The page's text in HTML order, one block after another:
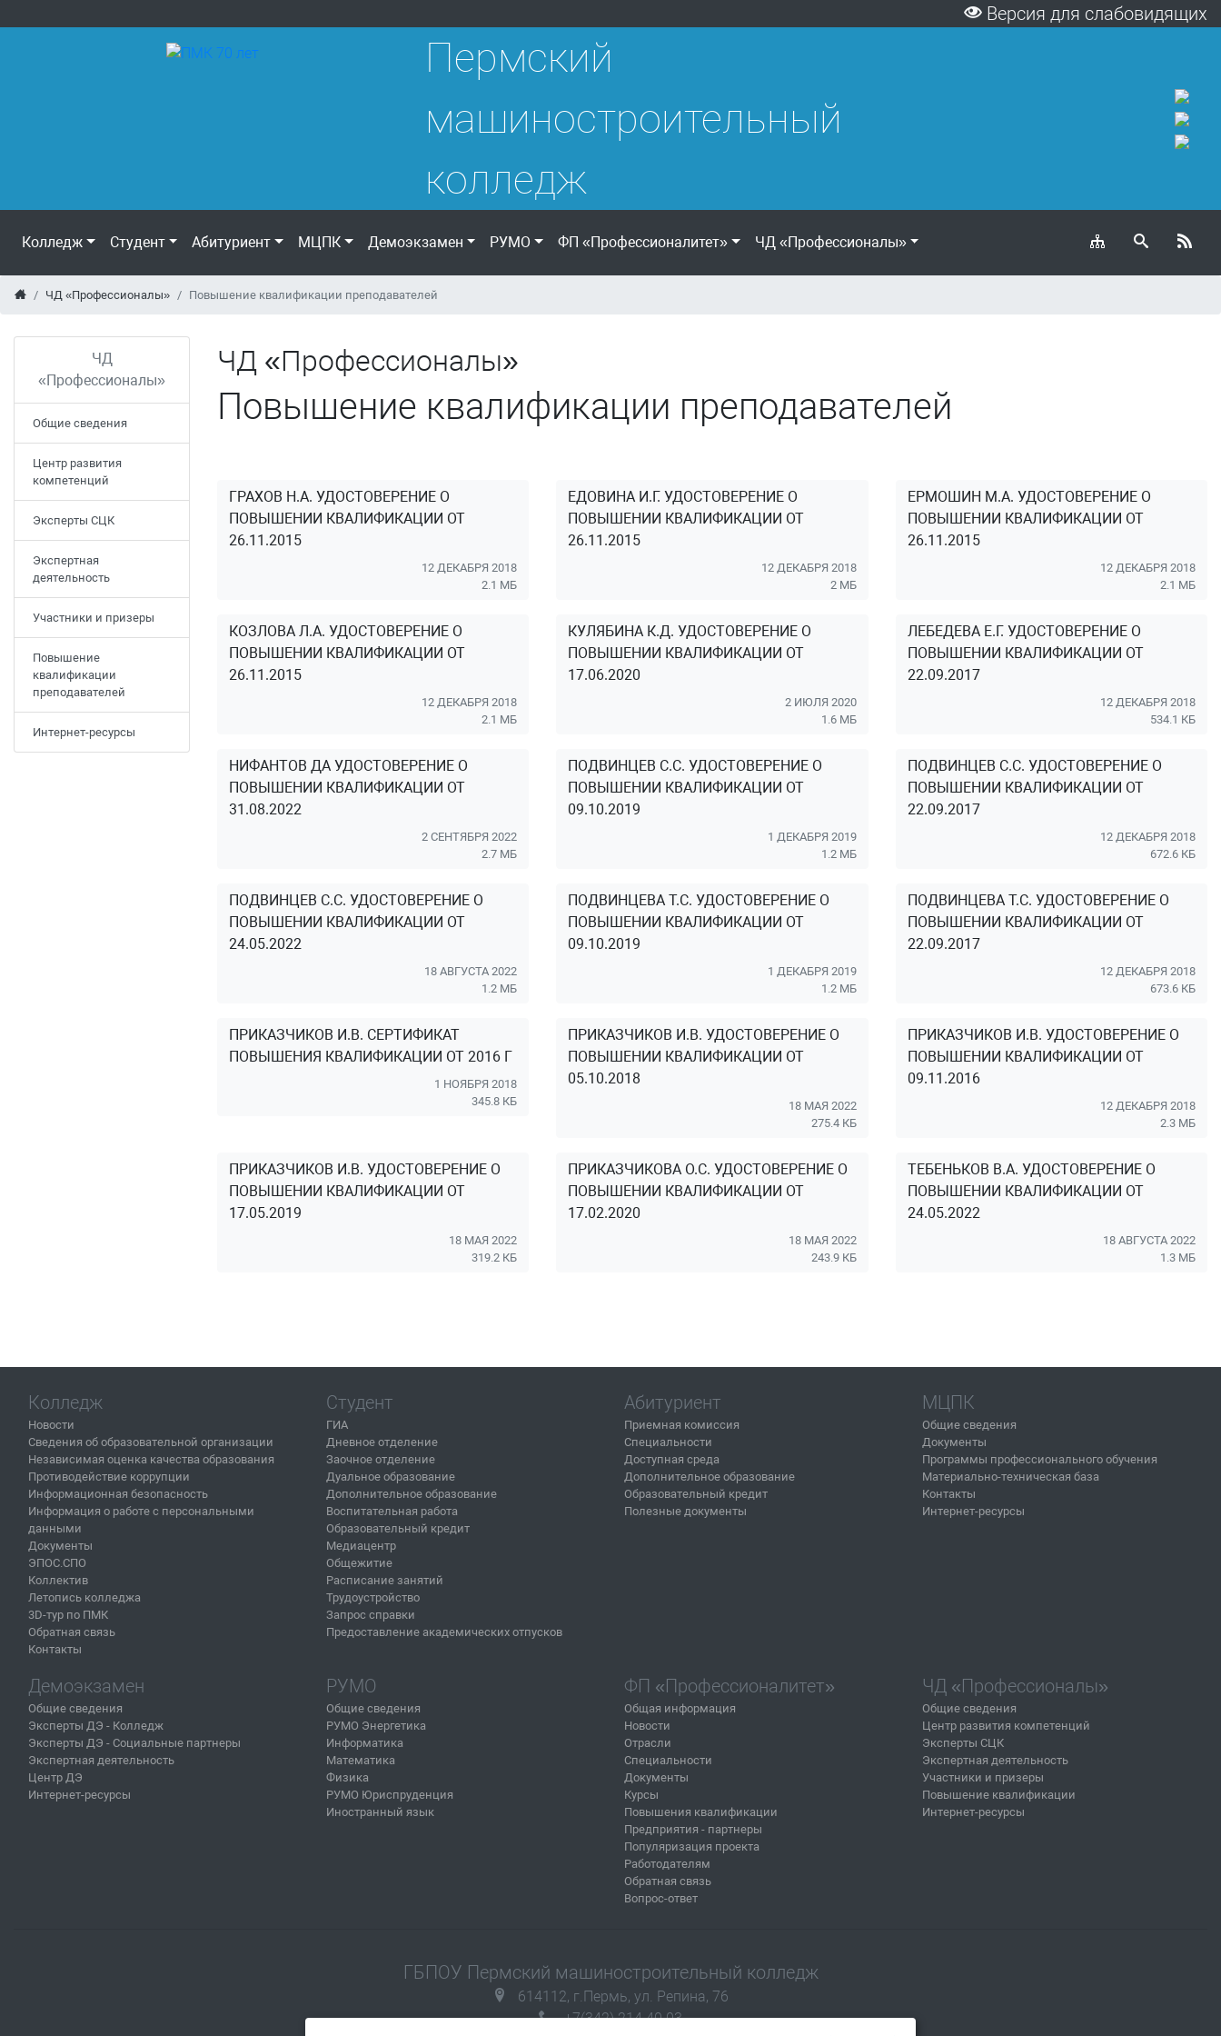
Версия для слабовидящих
Пермский
машиностроительный
колледж
Колледж Студент Абитуриент МЦПК Демоэкзамен РУМО ФП «Профессионалитет» ЧД «Профессионалы»
ЧД «Профессионалы» Повышение квалификации преподавателей
ЧД
«Профессионалы»
Общие сведения
Центр развития
компетенций
Эксперты СЦК
Экспертная
деятельность
Участники и призеры
Повышение
квалификации
преподавателей
Интернет-ресурсы
ЧД «Профессионалы»
Повышение квалификации преподавателей
ГРАХОВ Н.А. УДОСТОВЕРЕНИЕ О
ПОВЫШЕНИИ КВАЛИФИКАЦИИ ОТ
26.11.2015
12 ДЕКАБРЯ 2018
2.1 МБ
ЕДОВИНА И.Г. УДОСТОВЕРЕНИЕ О
ПОВЫШЕНИИ КВАЛИФИКАЦИИ ОТ
26.11.2015
12 ДЕКАБРЯ 2018
2 МБ
ЕРМОШИН М.А. УДОСТОВЕРЕНИЕ О
ПОВЫШЕНИИ КВАЛИФИКАЦИИ ОТ
26.11.2015
12 ДЕКАБРЯ 2018
2.1 МБ
КОЗЛОВА Л.А. УДОСТОВЕРЕНИЕ О
ПОВЫШЕНИИ КВАЛИФИКАЦИИ ОТ
26.11.2015
12 ДЕКАБРЯ 2018
2.1 МБ
КУЛЯБИНА К.Д. УДОСТОВЕРЕНИЕ О
ПОВЫШЕНИИ КВАЛИФИКАЦИИ ОТ
17.06.2020
2 ИЮЛЯ 2020
1.6 МБ
ЛЕБЕДЕВА Е.Г. УДОСТОВЕРЕНИЕ О
ПОВЫШЕНИИ КВАЛИФИКАЦИИ ОТ
22.09.2017
12 ДЕКАБРЯ 2018
534.1 КБ
НИФАНТОВ ДА УДОСТОВЕРЕНИЕ О
ПОВЫШЕНИИ КВАЛИФИКАЦИИ ОТ
31.08.2022
2 СЕНТЯБРЯ 2022
2.7 МБ
ПОДВИНЦЕВ С.С. УДОСТОВЕРЕНИЕ О
ПОВЫШЕНИИ КВАЛИФИКАЦИИ ОТ
09.10.2019
1 ДЕКАБРЯ 2019
1.2 МБ
ПОДВИНЦЕВ С.С. УДОСТОВЕРЕНИЕ О
ПОВЫШЕНИИ КВАЛИФИКАЦИИ ОТ
22.09.2017
12 ДЕКАБРЯ 2018
672.6 КБ
ПОДВИНЦЕВ С.С. УДОСТОВЕРЕНИЕ О
ПОВЫШЕНИИ КВАЛИФИКАЦИИ ОТ
24.05.2022
18 АВГУСТА 2022
1.2 МБ
ПОДВИНЦЕВА Т.С. УДОСТОВЕРЕНИЕ О
ПОВЫШЕНИИ КВАЛИФИКАЦИИ ОТ
09.10.2019
1 ДЕКАБРЯ 2019
1.2 МБ
ПОДВИНЦЕВА Т.С. УДОСТОВЕРЕНИЕ О
ПОВЫШЕНИИ КВАЛИФИКАЦИИ ОТ
22.09.2017
12 ДЕКАБРЯ 2018
673.6 КБ
ПРИКАЗЧИКОВ И.В. СЕРТИФИКАТ
ПОВЫШЕНИЯ КВАЛИФИКАЦИИ ОТ 2016 Г
1 НОЯБРЯ 2018
345.8 КБ
ПРИКАЗЧИКОВ И.В. УДОСТОВЕРЕНИЕ О
ПОВЫШЕНИИ КВАЛИФИКАЦИИ ОТ
05.10.2018
18 МАЯ 2022
275.4 КБ
ПРИКАЗЧИКОВ И.В. УДОСТОВЕРЕНИЕ О
ПОВЫШЕНИИ КВАЛИФИКАЦИИ ОТ
09.11.2016
12 ДЕКАБРЯ 2018
2.3 МБ
ПРИКАЗЧИКОВ И.В. УДОСТОВЕРЕНИЕ О
ПОВЫШЕНИИ КВАЛИФИКАЦИИ ОТ
17.05.2019
18 МАЯ 2022
319.2 КБ
ПРИКАЗЧИКОВА О.С. УДОСТОВЕРЕНИЕ О
ПОВЫШЕНИИ КВАЛИФИКАЦИИ ОТ
17.02.2020
18 МАЯ 2022
243.9 КБ
ТЕБЕНЬКОВ В.А. УДОСТОВЕРЕНИЕ О
ПОВЫШЕНИИ КВАЛИФИКАЦИИ ОТ
24.05.2022
18 АВГУСТА 2022
1.3 МБ
Колледж
Новости
Сведения об образовательной организации
Независимая оценка качества образования
Противодействие коррупции
Информационная безопасность
Информация о работе с персональными
данными
Документы
ЭПОС.СПО
Коллектив
Летопись колледжа
3D-тур по ПМК
Обратная связь
Контакты
Студент
ГИА
Дневное отделение
Заочное отделение
Дуальное образование
Дополнительное образование
Воспитательная работа
Образовательный кредит
Медиацентр
Общежитие
Расписание занятий
Трудоустройство
Запрос справки
Предоставление академических отпусков
Абитуриент
Приемная комиссия
Специальности
Доступная среда
Дополнительное образование
Образовательный кредит
Полезные документы
МЦПК
Общие сведения
Документы
Программы профессионального обучения
Материально-техническая база
Контакты
Интернет-ресурсы
Демоэкзамен
Общие сведения
Эксперты ДЭ - Колледж
Эксперты ДЭ - Социальные партнеры
Экспертная деятельность
Центр ДЭ
Интернет-ресурсы
РУМО
Общие сведения
РУМО Энергетика
Информатика
Математика
Физика
РУМО Юриспруденция
Иностранный язык
ФП «Профессионалитет»
Общая информация
Новости
Отрасли
Специальности
Документы
Курсы
Повышения квалификации
Предприятия - партнеры
Популяризация проекта
Работодателям
Обратная связь
Вопрос-ответ
ЧД «Профессионалы»
Общие сведения
Центр развития компетенций
Эксперты СЦК
Экспертная деятельность
Участники и призеры
Повышение квалификации
Интернет-ресурсы
ГБПОУ Пермский машиностроительный колледж
614112, г.Пермь, ул. Репина, 76
+7(342) 214 40 03